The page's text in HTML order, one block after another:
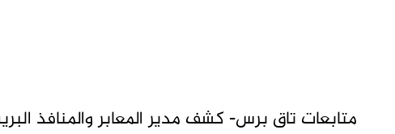
متابعات تاق برس- كشف مدير المعابر والمنافذ